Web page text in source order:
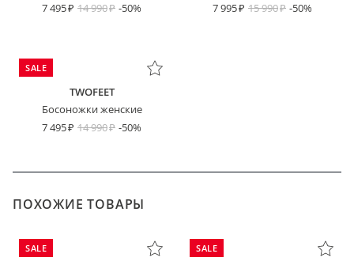
7 495
14 990 -50%
7 995
15 990 -50%
SALE
TWOFEET
Босоножки женские
7 495
14 990 -50%
ПОХОЖИЕ ТОВАРЫ
SALE SALE